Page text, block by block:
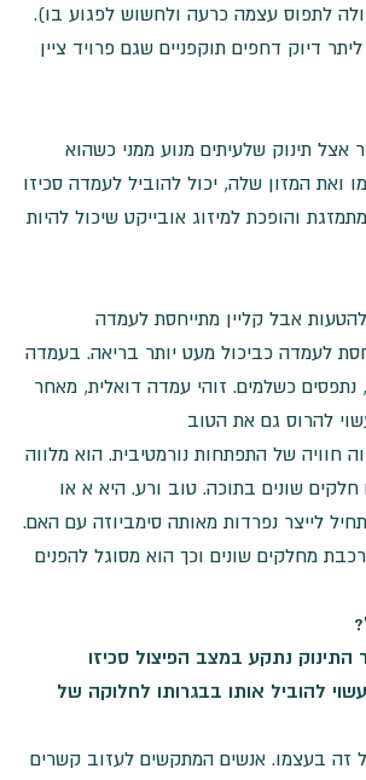
לתפוס עצמה כרעה ולחשוש לפגוע בו).
דיוק דחפים תוקפניים שגם פרויד ציין
אצל תינוק שלעיתים מנוע ממני כשהוא
ואת המזון שלה, יכול להוביל לעמדה סכיזו
והופכת למיזוג אובייקט שיכול להיות
להטעות אבל קליין מתייחסת לעמדה
לעמדה כביכול מעט יותר בריאה. בעמדה
נתפסים כשלמים. זוהי עמדה דואלית, מאחר
להרוס גם את הטוב
חוויה של התפתחות נורמטיבית. הוא מלווה
שונים בתוכה. טוב ורע. היא א או
לייצר נפרדות מאותה סימביוזה עם האם.
מחלקים שונים וכך הוא מסוגל להפנים
נתקע במצב הפיצול סכיזו
עשוי להוביל אותו בבגרותו לחלוקה של
זה בעצמו. אנשים המתקשים לעזוב קשרים